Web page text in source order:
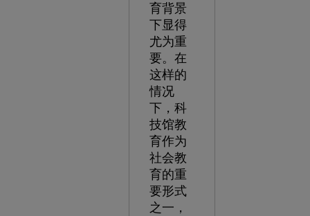
育背景
下显得
尤为重
要。在
这样的
情况
下，科
技馆教
育作为
社会教
育的重
要形式
之一，